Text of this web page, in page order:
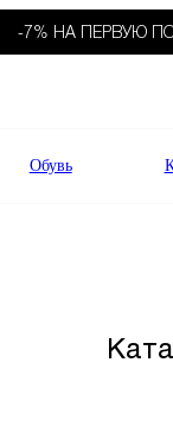
-7% НА ПЕРВУЮ
Обувь